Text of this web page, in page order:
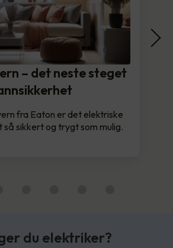
– det neste steget
fra Eaton er det elektriske
så sikkert og trygt som mulig.
du elektriker?